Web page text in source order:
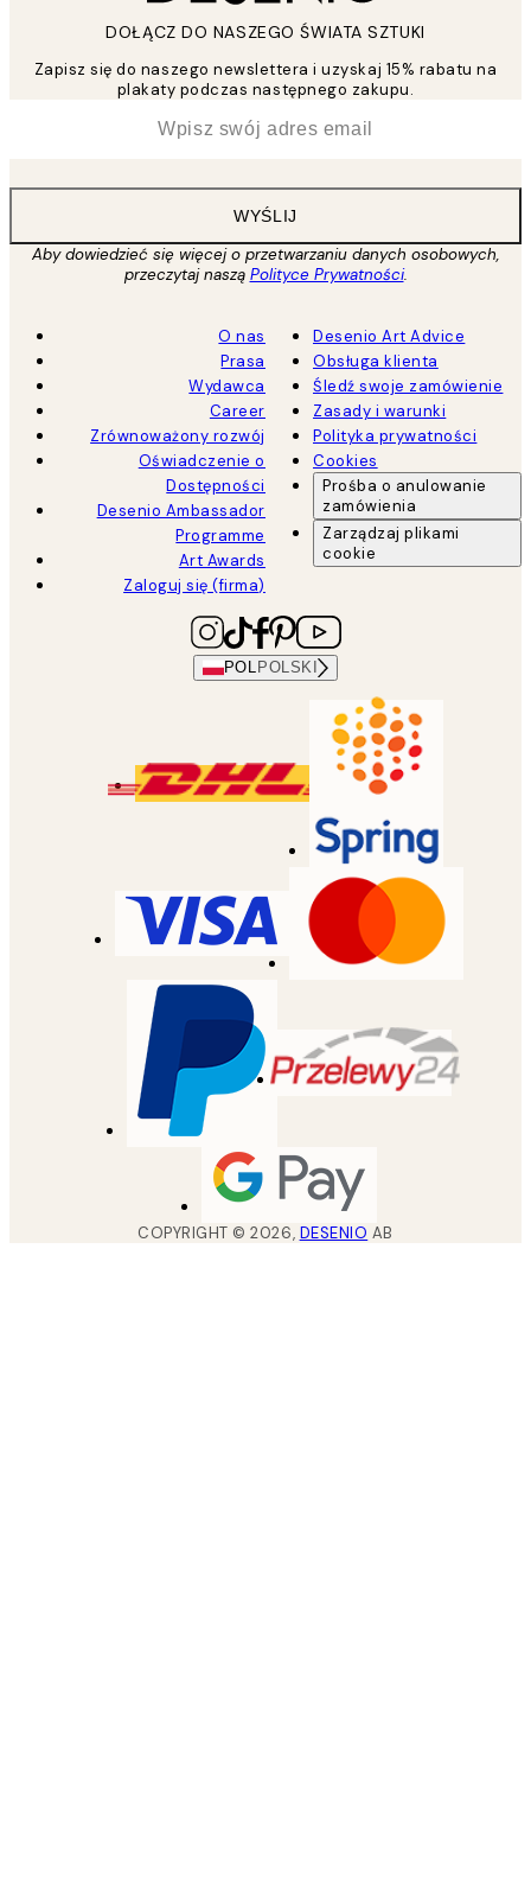
DOŁĄCZ DO NASZEGO ŚWIATA SZTUKI
Zapisz się do naszego newslettera i uzyskaj 15% rabatu na
plakaty podczas następnego zakupu.
WYŚLIJ
Aby dowiedzieć się więcej o przetwarzaniu danych osobowych,
przeczytaj naszą Polityce Prywatności.
O nas
Prasa
Wydawca
Career
Zrównoważony rozwój
Oświadczenie o
Dostępności
Desenio Ambassador
Programme
Art Awards
Zaloguj się (firma)
Desenio Art Advice
Obsługa klienta
Śledź swoje zamówienie
Zasady i warunki
Polityka prywatności
Cookies
Prośba o anulowanie
zamówienia
Zarządzaj plikami
cookie
POL POLSKI
COPYRIGHT ©2026, DESENIO AB